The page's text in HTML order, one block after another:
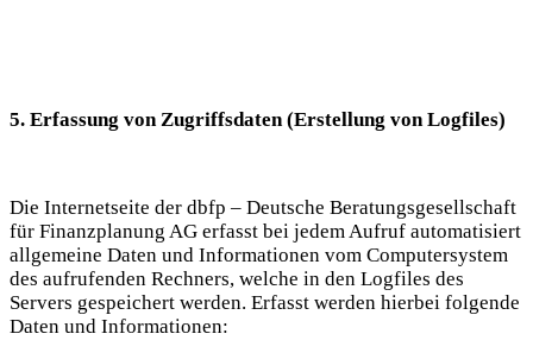
5. Erfassung von Zugriffsdaten (Erstellung von Logfiles)
Die Internetseite der dbfp – Deutsche Beratungsgesellschaft
für Finanzplanung AG erfasst bei jedem Aufruf automatisiert
allgemeine Daten und Informationen vom Computersystem
des aufrufenden Rechners, welche in den Logfiles des
Servers gespeichert werden. Erfasst werden hierbei folgende
Daten und Informationen: